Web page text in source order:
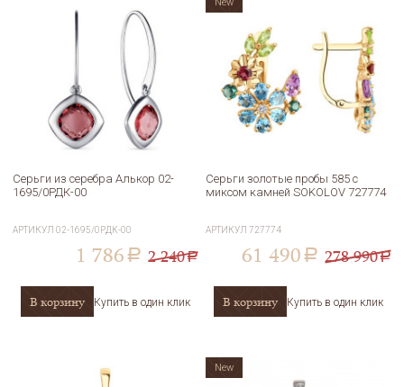
Серьги из серебра Алькор 02-
1695/0РДК-00
АРТИКУЛ02-1695/0РДК-00
1 786 a 2 240a
В корзину Купить в один клик
Серьги золотые пробы 585 с
миксом камней SOKOLOV 727774
АРТИКУЛ727774
61 490 a 278 990a
В корзину Купить в один клик
New